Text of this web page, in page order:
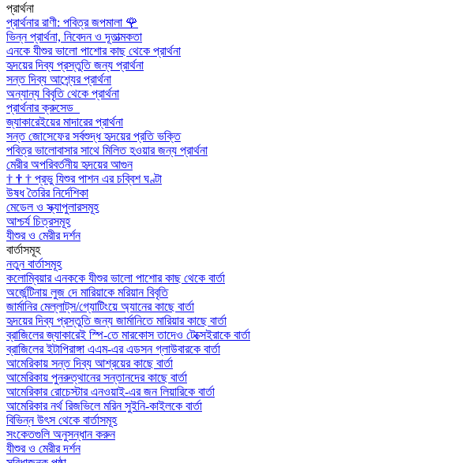
প্রার্থনা
প্রার্থনার রাণী: পবিত্র জপমালা 🌹
ভিন্ন প্রার্থনা, নিবেদন ও দূতাত্মকতা
এনকে যীশুর ভালো পাশোর কাছ থেকে প্রার্থনা
হৃদয়ের দিব্য প্রস্তুতি জন্য প্রার্থনা
সন্ত দিব্য আশ্র্যের প্রার্থনা
অন্যান্য বিবৃতি থেকে প্রার্থনা
প্রার্থনার ক্রুসেড
জ্যাকারেইয়ের মাদারের প্রার্থনা
সন্ত জোসেফের সর্বশুদ্ধ হৃদয়ের প্রতি ভক্তি
পবিত্র ভালোবাসার সাথে মিলিত হওয়ার জন্য প্রার্থনা
মেরীর অপরিবর্তনীয় হৃদয়ের আগুন
† † † প্রভু যিশুর পাশন এর চব্বিশ ঘণ্টা
উষধ তৈরির নির্দেশিকা
মেডেল ও স্ক্যাপুলারসমূহ
আশ্চর্য চিত্রসমূহ
যীশুর ও মেরীর দর্শন
বার্তাসমূহ
নতুন বার্তাসমূহ
কলোম্বিয়ার এনককে যীশুর ভালো পাশোর কাছ থেকে বার্তা
অর্জেন্টিনায় লুজ দে মারিয়াকে মরিয়ান বিবৃতি
জার্মানির মেল্লাট্‌স/গ্যোটিংয়ে অ্যানের কাছে বার্তা
হৃদয়ের দিব্য প্রস্তুতি জন্য জার্মানিতে মারিয়ার কাছে বার্তা
ব্রাজিলের জ্যাকারেই স্পি-তে মারকোস তাদেও টেক্সেইরাকে বার্তা
ব্রাজিলের ইটাপিরাঙ্গা এএম-এর এডসন গ্লাউবারকে বার্তা
আমেরিকায় সন্ত দিব্য আশ্রয়ের কাছে বার্তা
আমেরিকায় পুনরুত্থানের সন্তানদের কাছে বার্তা
আমেরিকার রোচেস্টার এনওয়াই-এর জন লিয়ারিকে বার্তা
আমেরিকার নর্থ রিজভিলে মরিন সুইনি-কাইলকে বার্তা
বিভিন্ন উৎস থেকে বার্তাসমূহ
সংকেতগুলি অনুসন্ধান করুন
যীশুর ও মেরীর দর্শন